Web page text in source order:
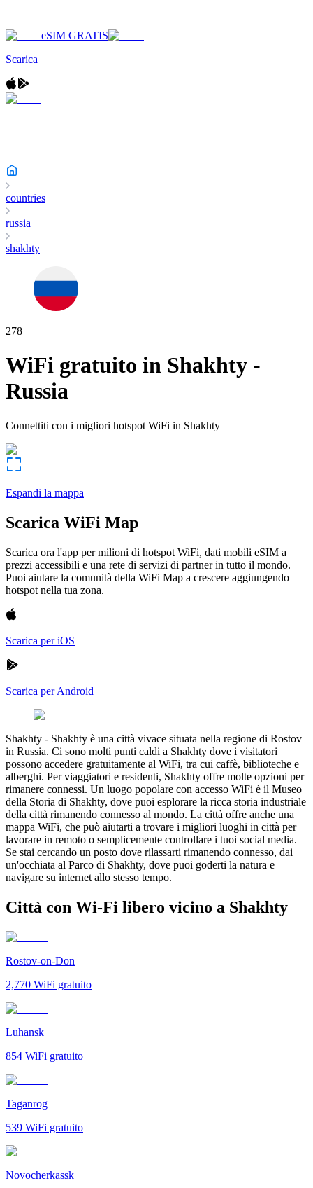
eSIM GRATIS
Scarica
countries
russia
shakhty
278
WiFi gratuito in Shakhty -
Russia
Connettiti con i migliori hotspot WiFi in Shakhty
Espandi la mappa
Scarica WiFi Map
Scarica ora l'app per milioni di hotspot WiFi, dati mobili eSIM a
prezzi accessibili e una rete di servizi di partner in tutto il mondo.
Puoi aiutare la comunità della WiFi Map a crescere aggiungendo
hotspot nella tua zona.
Scarica per iOS
Scarica per Android
Shakhty - Shakhty è una città vivace situata nella regione di Rostov
in Russia. Ci sono molti punti caldi a Shakhty dove i visitatori
possono accedere gratuitamente al WiFi, tra cui caffè, biblioteche e
alberghi. Per viaggiatori e residenti, Shakhty offre molte opzioni per
rimanere connessi. Un luogo popolare con accesso WiFi è il Museo
della Storia di Shakhty, dove puoi esplorare la ricca storia industriale
della città rimanendo connesso al mondo. La città offre anche una
mappa WiFi, che può aiutarti a trovare i migliori luoghi in città per
lavorare in remoto o semplicemente controllare i tuoi social media.
Se stai cercando un posto dove rilassarti rimanendo connesso, dai
un'occhiata al Parco di Shakhty, dove puoi goderti la natura e
navigare su internet allo stesso tempo.
Città con Wi-Fi libero vicino a Shakhty
Rostov-on-Don
2,770 WiFi gratuito
Luhansk
854 WiFi gratuito
Taganrog
539 WiFi gratuito
Novocherkassk